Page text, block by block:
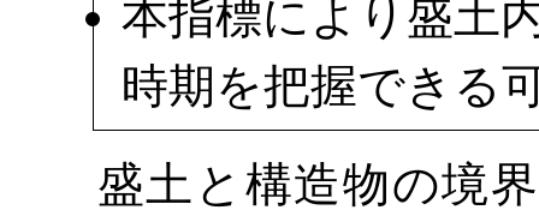
本指標により盛土
時期を把握できる
盛土と構造物の境